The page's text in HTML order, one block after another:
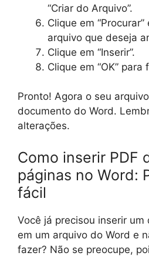
“Criar do Arquivo”.
Clique em
arquivo que deseja
Clique em “Inserir”.
Clique em “OK” para
Pronto! Agora o seu
documento do Word.
alterações.
Como inserir PDF
páginas no Word:
fácil
Você já precisou inserir um
em um arquivo do Word e
fazer? Não se preocupe,